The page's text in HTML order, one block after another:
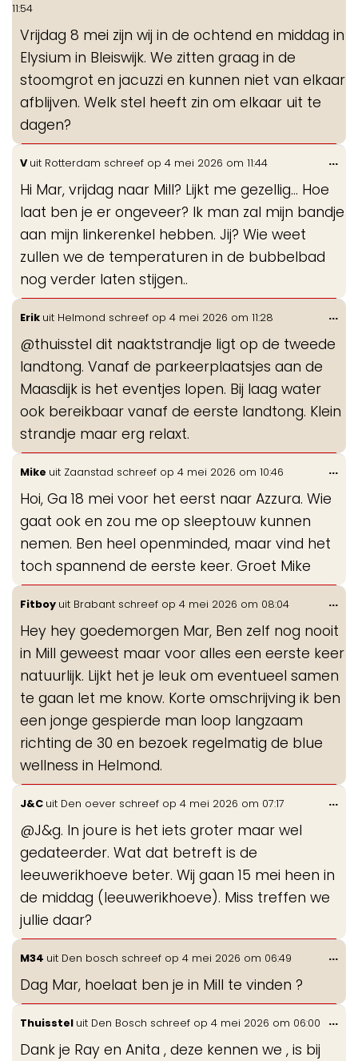
11:54
Vrijdag 8 mei zijn wij in de ochtend en middag in
Elysium in Bleiswijk. We zitten graag in de
stoomgrot en jacuzzi en kunnen niet van elkaar
afblijven. Welk stel heeft zin om elkaar uit te
dagen?
V uit Rotterdam schreef op 4 mei 2026 om 11:44
Hi Mar, vrijdag naar Mill? Lijkt me gezellig... Hoe
laat ben je er ongeveer? Ik man zal mijn bandje
aan mijn linkerenkel hebben. Jij? Wie weet
zullen we de temperaturen in de bubbelbad
nog verder laten stijgen..
...
Erik uit Helmond schreef op 4 mei 2026 om 11:28
@thuisstel dit naaktstrandje ligt op de tweede
landtong. Vanaf de parkeerplaatsjes aan de
Maasdijk is het eventjes lopen. Bij laag water
ook bereikbaar vanaf de eerste landtong. Klein
strandje maar erg relaxt.
...
Mike uit Zaanstad schreef op 4 mei 2026 om 10:46
Hoi, Ga 18 mei voor het eerst naar Azzura. Wie
gaat ook en zou me op sleeptouw kunnen
nemen. Ben heel openminded, maar vind het
toch spannend de eerste keer. Groet Mike
...
Fitboy uit Brabant schreef op 4 mei 2026 om 08:04
Hey hey goedemorgen Mar, Ben zelf nog nooit
in Mill geweest maar voor alles een eerste keer
natuurlijk. Lijkt het je leuk om eventueel samen
te gaan let me know. Korte omschrijving ik ben
een jonge gespierde man loop langzaam
richting de 30 en bezoek regelmatig de blue
wellness in Helmond.
...
J&C uit Den oever schreef op 4 mei 2026 om 07:17
@J&g. In joure is het iets groter maar wel
gedateerder. Wat dat betreft is de
leeuwerikhoeve beter. Wij gaan 15 mei heen in
de middag (leeuwerikhoeve). Miss treffen we
jullie daar?
...
M34 uit Den bosch schreef op 4 mei 2026 om 06:49
Dag Mar, hoelaat ben je in Mill te vinden ?
...
Thuisstel uit Den Bosch schreef op 4 mei 2026 om 06:00
Dank je Ray en Anita , deze kennen we , is bij
...